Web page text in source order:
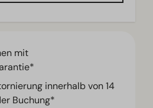
mit
innerhalb von 14
Buchung*